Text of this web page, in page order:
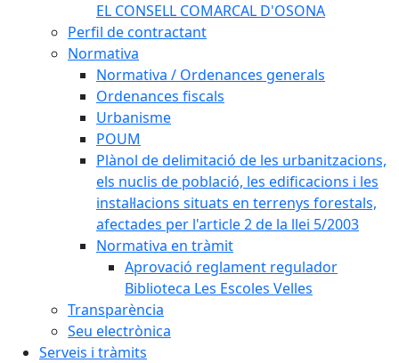
EL CONSELL COMARCAL D'OSONA
Perfil de contractant
Normativa
Normativa / Ordenances generals
Ordenances fiscals
Urbanisme
POUM
Plànol de delimitació de les urbanitzacions,
els nuclis de població, les edificacions i les
instal·lacions situats en terrenys forestals,
afectades per l'article 2 de la llei 5/2003
Normativa en tràmit
Aprovació reglament regulador
Biblioteca Les Escoles Velles
Transparència
Seu electrònica
Serveis i tràmits